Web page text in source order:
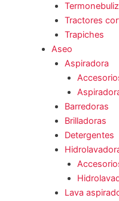
Tractores
Trapiches
Aseo
Aspiradora
Barredoras
Brilladoras
Detergentes
Lava